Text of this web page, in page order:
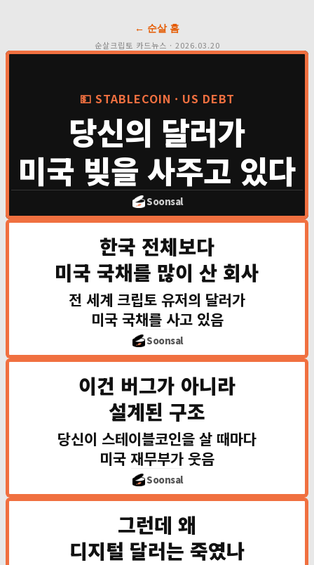
← 순살 홈
순살크립토 카드뉴스 · 2026.03.20
💵 STABLECOIN · US DEBT
당신의 달러가
미국 빚을 사주고 있다
💵 → 🇺🇸
Soonsal
한국 전체보다
미국 국채를 많이 산 회사
이 돈이 전부
전 세계 크립토 유저의 달러가
미국 국채를 사고 있음
Soonsal
이건 버그가 아니라
설계된 구조
유저가 $1 입금
당신이 스테이블코인을 살 때마다
미국 재무부가 웃음
Soonsal
그런데 왜
디지털 달러는 죽였나